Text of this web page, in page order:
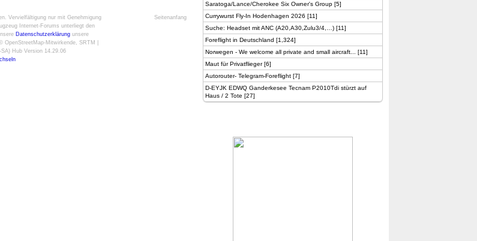
Vervielfältigung nur mit Genehmigung
Internet-Forums unterliegt den
Datenschutzerklärung unsere
OpenStreetMap-Mitwirkende, SRTM |
Hub Version 14.29.06
Seitenanfang
Saratoga/Lance/Cherokee Six Owner's Group [5]
Currywurst Fly-In Hodenhagen 2026 [11]
Suche: Headset mit ANC (A20,A30,Zulu3/4,…) [11]
Foreflight in Deutschland [1,324]
Norwegen - We welcome all private and small aircraft...
[11]
Maut für Privatflieger[6]
Autorouter- Telegram-Foreflight [7]
D-EYJK EDWQ Ganderkesee Tecnam P2010Tdi stürzt auf
Haus / 2 Tote [27]